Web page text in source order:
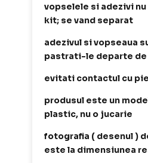
vopselele si adezivi
kit; se vand separat
adezivul si vopseaua
pastrati-le departe de
evitati contactul cu
produsul este un
plastic, nu o jucarie
fotografia ( desenul )
este la dimensiunea